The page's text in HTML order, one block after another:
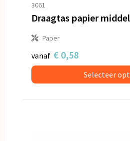
3061
Draagtas papier
Paper
vanaf € 0,58
Selecteer